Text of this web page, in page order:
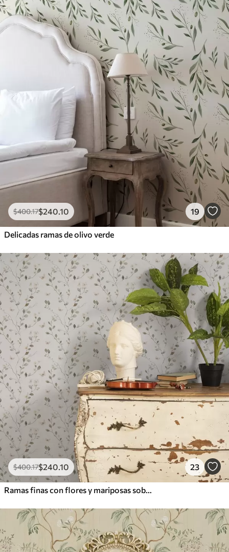
1100.00 660.00/m²
Vinilo Premium
760.00 /m²
$400.17$240.10 19
Delicadas ramas de olivo verde
$400.17$240.10 23
Ramas finas con flores y mariposas sobre fondo blanco